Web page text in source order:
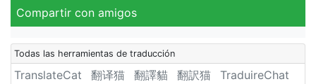
Compartir con amigos
Todas las herramientas de traducción
TranslateCat 翻译猫 翻譯貓 翻訳猫
TraduireChat